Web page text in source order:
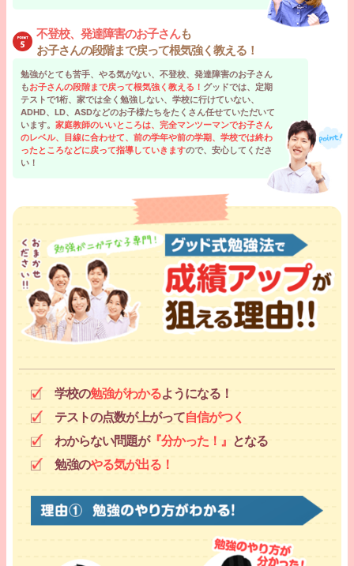
不登校、発達障害のお子さんも
お子さんの段階まで戻って根気強く教える！
勉強がとても苦手、やる気がない、不登校、発達障害のお子さん
もお子さんの段階まで戻って根気強く教える！ グッドでは、定期
テストで1桁、家では全く勉強しない、学校に行けていない、
ADHD、LD、ASDなどのお子様たちをたくさん任せていただいて
います。 家庭教師のいいところは、完全マンツーマンでお子さん
のレベル、目線に合わせて、前の学年や前の学期、学校では終わ
ったところなどに戻って指導していきますので、安心してくださ
い！
学校の勉強がわかるようになる！
テストの点数が上がって自信がつく
わからない問題が『分かった！』 となる
勉強のやる気が出る！